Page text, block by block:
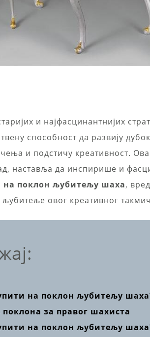
и најфасцинантнијих
способност да развију
и подстичу креативност.
наставља да инспирише и
на поклон љубитељу шаха,
овог креативног
на поклон љубитељу
за правог шахиста
на поклон љубитељу